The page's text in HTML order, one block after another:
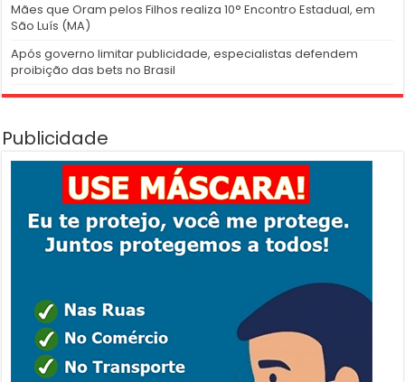
Mães que Oram pelos Filhos realiza 10° Encontro Estadual, em
São Luís (MA)
Após governo limitar publicidade, especialistas defendem
proibição das bets no Brasil
Publicidade